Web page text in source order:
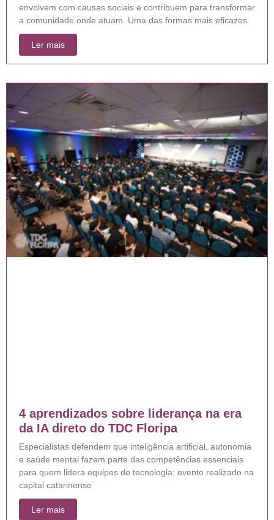
envolvem com causas sociais e contribuem para transformar
a comunidade onde atuam. Uma das formas mais eficazes
Ler mais
4 aprendizados sobre liderança na era
da IA direto do TDC Floripa
Especialistas defendem que inteligência artificial, autonomia
e saúde mental fazem parte das competências essenciais
para quem lidera equipes de tecnologia; evento realizado na
capital catarinense
Ler mais